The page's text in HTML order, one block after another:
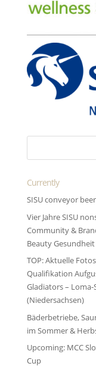
Currently
SISU conveyor
Vier Jahre SISU
Community &
Beauty Gesundheit
TOP: Aktuelle
Qualifikation
Gladiators –
(Niedersachsen)
Bäderbetriebe,
im Sommer &
Upcoming: MCC
Cup